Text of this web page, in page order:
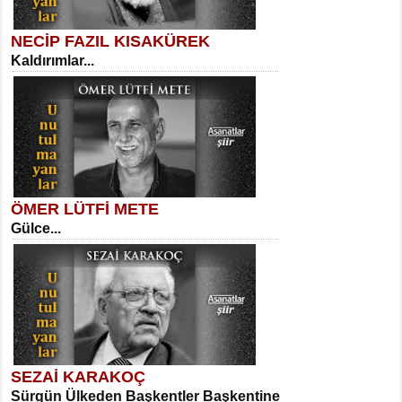
SELAHATTİN YILDIZ
İnsanın Zindanı...
MEHMET TAŞTAN
Vagon’da Bir Şairle...
SITKI CANEY
Kadir Ünal
Ayağıma Dolanan Yokuş...
Mehmet Çoban
Elmira...
NECİP FAZIL KISAKÜREK
Kaldırımlar...
ÖMER LÜTFİ METE
Gülce...
SEZAİ KARAKOÇ
Sürgün Ülkeden Başkentler Başkentine